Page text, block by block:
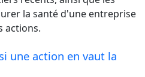
la santé d'une entreprise
actions.
une action en vaut la